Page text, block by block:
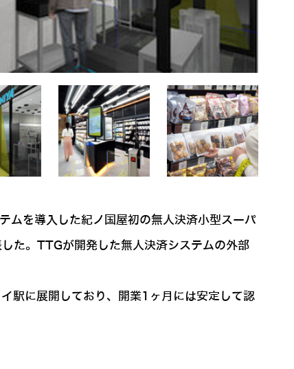
を導入した紀ノ国屋初の無人決済小型スーパ
た。TTGが開発した無人決済システムの外部
に展開しており、開業1ヶ月には安定して認